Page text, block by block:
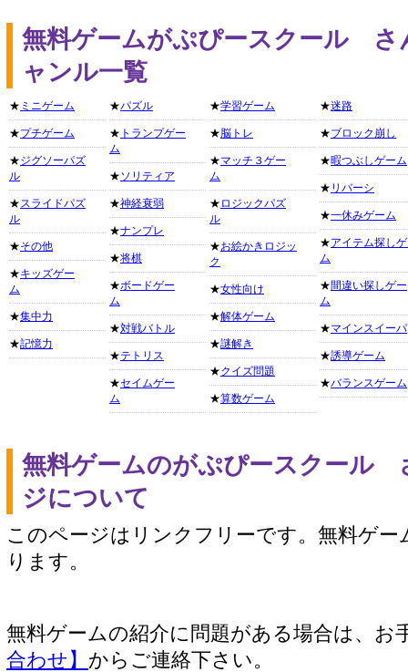
無料ゲームがぷぴースクール さ
ャンル一覧
★ ミニゲーム
★プチゲーム
★ジグソーパズ
ル
★スライドパズ
ル
★その他
★キッズゲー
ム
★集中力
★記憶力
★パズル
★ トランプゲー
ム
★ソリティア
★神経衰弱
★ナンプレ
★将棋
★ボードゲー
ム
★対戦バトル
★テトリス
★セイムゲー
ム
★学習ゲーム
★脳トレ
★マッチ３ゲー
ム
★ ロジックパズ
ル
★お絵かきロジッ
ク
★女性向け
★解体ゲーム
★謎解き
★クイズ問題
★算数ゲーム
★迷路
★ブロック崩し
★暇つぶしゲーム
★ リバーシ
★一休みゲーム
★アイテム探し
ム
★間違い探しゲー
ム
★マインスイーパ
★誘導ゲーム
★バランスゲーム
無料ゲームのがぷぴースクール
ジについて
このページはリンクフリーです。無料ゲー
ります。
無料ゲームの紹介に問題がある場合は、お
合わせ】 からご連絡下さい。